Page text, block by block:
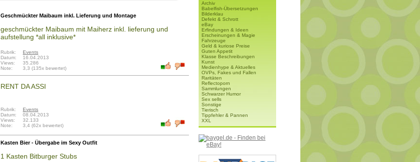
Geschmückter Maibaum inkl. Lieferung und Montage
geschmückter Maibaum mit Maiherz inkl. lieferung und
aufstellung *all inklusive*
Rubrik:
Events
Datum:
16.04.2013
Views:
35.286
Note:
3,3 (135x bewertet)
RENT DA ASSI
Rubrik:
Events
Datum:
08.04.2013
Views:
32.133
Note:
3,4 (62x bewertet)
Kasten Bier - Übergabe im Sexy Outfit
1 Kasten Bitburger Stubs
Archiv
Babelfish-Übersetzungen
Bilderklau
Defekt & Schrott
eBay
Erfindungen & Ideen
Erscheinungen & Magie
Fahrzeuge
Geld & kuriose Preise
Guten Appetit
Klasse Beschreibungen
Kunst
Medienhype & Aktuelles
OVPs, Fakes und Fallen
Raritäten
Reflectoporn
Sammlungen
Schwarzer Humor
Sex sells
Sonstige
Tierisch
Tippfehler & Pannen
XXL